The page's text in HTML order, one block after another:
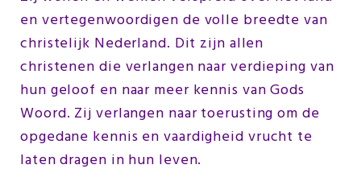
en vertegenwoordigen de volle breedte van
christelijk Nederland. Dit zijn allen
christenen die verlangen naar verdieping van
hun geloof en naar meer kennis van Gods
Woord. Zij verlangen naar toerusting om de
opgedane kennis en vaardigheid vrucht te
laten dragen in hun leven.